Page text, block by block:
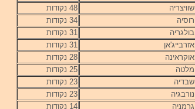
שוויצריה
48 נקודות
רוסיה
34 נקודות
בולגריה
31 נקודות
אזרבייג'אן
31 נקודות
אוקראינה
28 נקודות
מלטה
25 נקודות
שבדיה
23 נקודות
נורבגיה
23 נקודות
גרמניה
14 נקודות